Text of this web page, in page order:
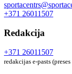
+371 26011507
Redakcija
+371 26011507
redakcijas e-pasts